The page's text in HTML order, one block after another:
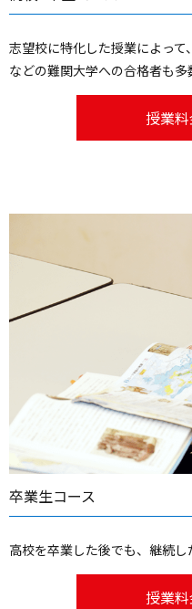
志望校に特化した授業によっ
などの難関大学への合格者も多
授業
卒業生コース
高校を卒業した後でも、継続し
授業